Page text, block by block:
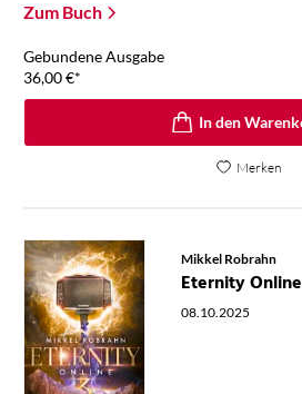
Zum Buch
Gebundene Ausgabe
36,00€*
In den
Merken
Mikkel Robrahn
Eternity
08.10.2025